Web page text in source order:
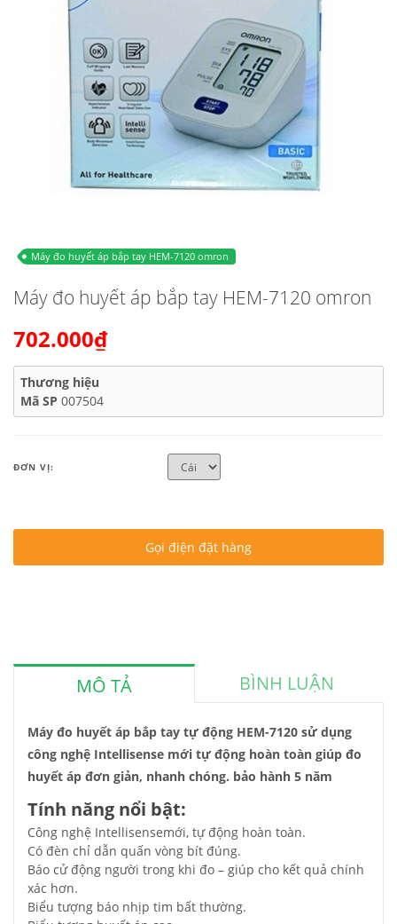
Máy đo huyết áp bắp tay HEM-7120 omron
Máy đo huyết áp bắp tay HEM-7120 omron
702.000₫
Thương hiệu
Mã SP 007504
ĐƠN VỊ:
Gọi điện đặt hàng
MÔ TẢ BÌNH LUẬN
Máy đo huyết áp bắp tay tự động HEM-7120 sử dụng
công nghệ Intellisense mới tự động hoàn toàn giúp đo
huyết áp đơn giản, nhanh chóng. bảo hành 5 năm
Tính năng nổi bật:
Công nghệ Intellisensemới, tự động hoàn toàn.
Có đèn chỉ dẫn quấn vòng bít đúng.
Báo cử động người trong khi đo – giúp cho kết quả chính
xác hơn.
Biểu tượng báo nhịp tim bất thường.